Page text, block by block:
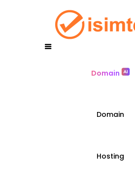
Domain
Domain
Hosting